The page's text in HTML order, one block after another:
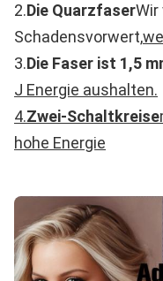
2.Die QuarzfaserWir
Schadensvorwert,
3.Die Faser ist 1,5
J Energie aushalten.
4.Zwei-Schaltkreise
hohe Energie